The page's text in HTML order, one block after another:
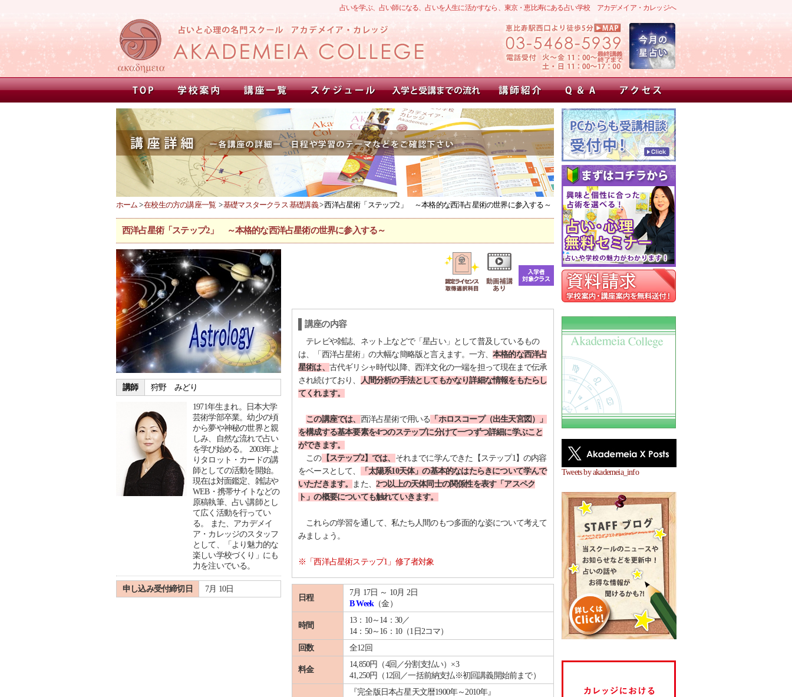
占いを学ぶ、占い師になる、占いを人生に活かすなら、東京・恵比寿にある占い学校 アカデメイア・カレッジへ
Tweets by akademeia_info
ホーム >在校生の方の講座一覧 >基礎マスタークラス 基礎講義> 西洋占星術「ステップ2」 ～本格的な西洋占星術の世界に参入する～
西洋占星術「ステップ2」 ～本格的な西洋占星術の世界に参入する～
講師 狩野 みどり
1971年生まれ。日本大学
芸術学部卒業。幼少の頃
から夢や神秘の世界と親
しみ、自然な流れで占い
を学び始める。 2003年よ
りタロット・カードの講
師としての活動を開始。
現在は対面鑑定、雑誌や
WEB・携帯サイトなどの
原稿執筆、占い講師とし
て広く活動を行ってい
る。 また、アカデメイ
ア・カレッジのスタッフ
として、「より魅力的な
楽しい学校づくり」にも
力を注いでいる。
申し込み受付締切日 7月 10日
講座の内容
テレビや雑誌、ネット上などで「星占い」として普及しているもの
は、「西洋占星術」の大幅な簡略版と言えます。一方、 本格的な西洋占
星術は、 古代ギリシャ時代以降、西洋文化の一端を担って現在まで伝承
され続けており、
人間分析の手法としてもかなり詳細な情報をもたらし
てくれます。
この講座では、 西洋占星術で用いる 「ホロスコープ（出生天宮図）」
を構成する基本要素を4つのステップに分けて一つずつ詳細に学ぶこと
ができます。
この【ステップ2】では、 それまでに学んできた【ステップ1】の内容
をベースとして、
「太陽系10天体」の基本的なはたらきについて学んで
いただきます。
また、2つ以上の天体同士の関係性を表す「アスペク
ト」の概要についても触れていきます。
これらの学習を通して、私たち人間のもつ多面的な姿について考えて
みましょう。
※「西洋占星術ステップ1」修了者対象
日程
7月 17日 ～ 10月 2日
B Week（金）
時間
13：10～14：30／
14：50～16：10（1日2コマ）
回数
全12回
料金
14,850円（4回／分割支払い）×3
41,250円（12回／一括前納支払※初回講義開始前まで）
『完全版日本占星天文暦1900年～2010年』